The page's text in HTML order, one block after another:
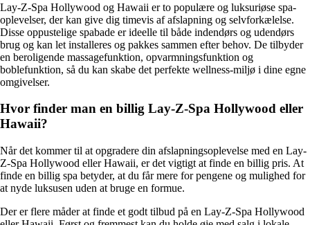
Lay-Z-Spa Hollywood og Hawaii er to populære og luksuriøse spa-
oplevelser, der kan give dig timevis af afslapning og selvforkælelse.
Disse oppustelige spabade er ideelle til både indendørs og udendørs
brug og kan let installeres og pakkes sammen efter behov. De tilbyder
en beroligende massagefunktion, opvarmningsfunktion og
boblefunktion, så du kan skabe det perfekte wellness-miljø i dine egne
omgivelser.
Hvor finder man en billig Lay-Z-Spa Hollywood eller
Hawaii?
Når det kommer til at opgradere din afslapningsoplevelse med en Lay-
Z-Spa Hollywood eller Hawaii, er det vigtigt at finde en billig pris. At
finde en billig spa betyder, at du får mere for pengene og mulighed for
at nyde luksusen uden at bruge en formue.
Der er flere måder at finde et godt tilbud på en Lay-Z-Spa Hollywood